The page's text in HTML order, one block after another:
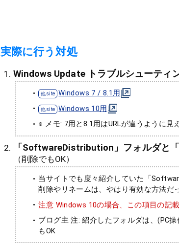
実際に行う対処
Windows Update トラブルシューティ
Windows 7 / 8.1用
Windows 10用
※ メモ: 7用と8.1用はURLが違うように見
「SoftwareDistribution」フォルダと
（削除でもOK）
当サイトでも度々紹介していた「
削除やリネームは、やはり有効な方法だ
注意 Windows 10の場合、この項目の記
ブログ主 注: 紹介したフォルダは、(PC
もOK